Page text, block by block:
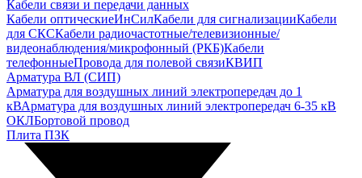
Кабели связи и передачи данных
Кабели оптическиеИнСилКабели для сигнализацииКабели
для СКСКабели радиочастотные/телевизионные/
видеонаблюдения/микрофонный (РКБ)Кабели
телефонныеПровода для полевой связиКВИП
Арматура ВЛ (СИП)
Арматура для воздушных линий электропередач до 1
кВАрматура для воздушных линий электропередач 6-35 кВ
ОКЛБортовой провод
Плита ПЗК